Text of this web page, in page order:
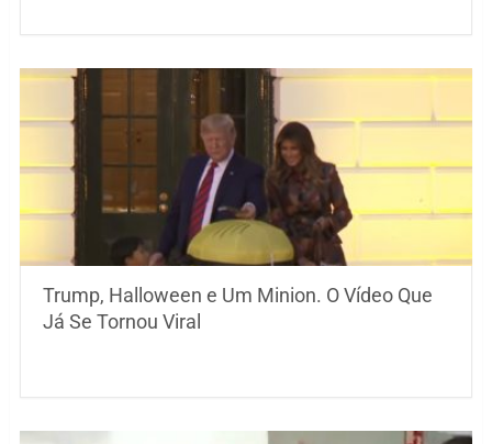
Trump, Halloween e Um Minion. O Vídeo Que
Já Se Tornou Viral